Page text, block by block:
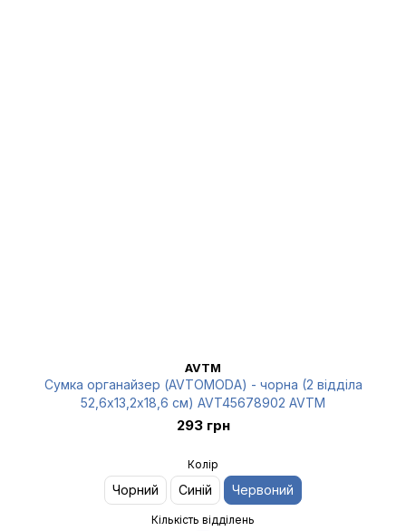
AVTM
Сумка органайзер (AVTOMODA) - чорна (2 відділа
52,6х13,2х18,6 см) AVT45678902 AVTM
293 грн
Колір
Чорний Синій Червоний
Кількість відділень